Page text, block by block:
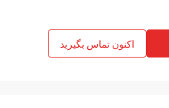
اکنون تماس بگیرید